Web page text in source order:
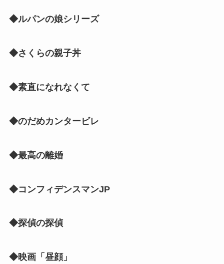
◆ルパンの娘シリーズ
◆さくらの親子丼
◆素直になれなくて
◆のだめカンタービレ
◆最高の離婚
◆コンフィデンスマンJP
◆探偵の探偵
◆映画「昼顔」